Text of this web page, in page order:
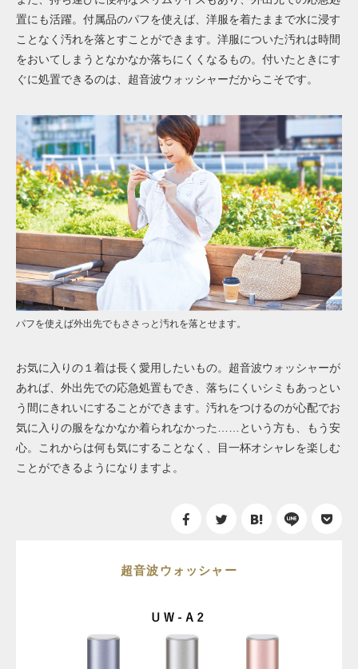
置にも活躍。付属品のパフを使えば、洋服を着たままで水に浸す
ことなく汚れを落とすことができます。洋服についた汚れは時間
をおいてしまうとなかなか落ちにくくなるもの。付いたときにす
ぐに処置できるのは、超音波ウォッシャーだからこそです。
パフを使えば外出先でもささっと汚れを落とせます。
お気に入りの１着は長く愛用したいもの。超音波ウォッシャーが
あれば、外出先での応急処置もでき、落ちにくいシミもあっとい
う間にきれいにすることができます。汚れをつけるのが心配でお
気に入りの服をなかなか着られなかった……という方も、もう安
心。これからは何も気にすることなく、目一杯オシャレを楽しむ
ことができるようになりますよ。
超音波ウォッシャー